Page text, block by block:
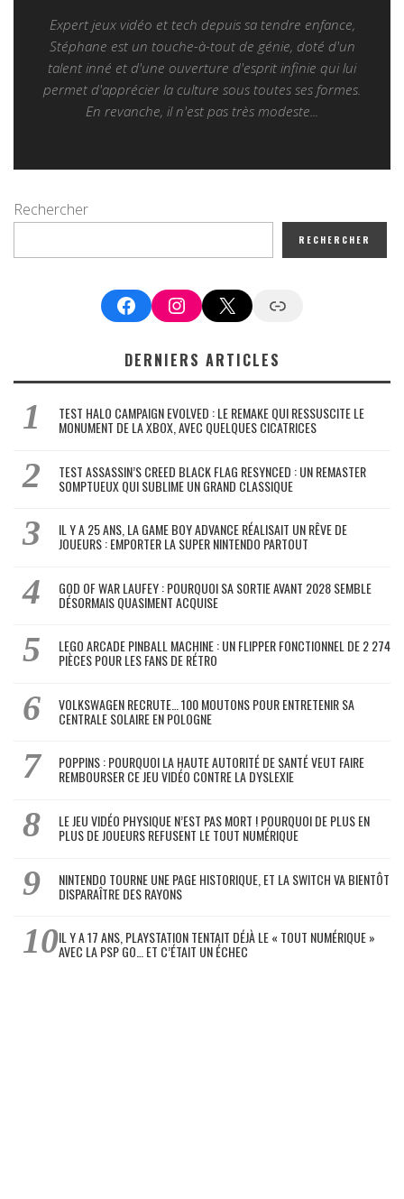
Expert jeux vidéo et tech depuis sa tendre enfance,
Stéphane est un touche-à-tout de génie, doté d'un
talent inné et d'une ouverture d'esprit infinie qui lui
permet d'apprécier la culture sous toutes ses formes.
En revanche, il n'est pas très modeste...
Rechercher
RECHERCHER
FacebookInstagram
X Google News
DERNIERS ARTICLES
TEST HALO CAMPAIGN EVOLVED : LE REMAKE QUI RESSUSCITE LE
MONUMENT DE LA XBOX, AVEC QUELQUES CICATRICES
TEST ASSASSIN’S CREED BLACK FLAG RESYNCED : UN REMASTER
SOMPTUEUX QUI SUBLIME UN GRAND CLASSIQUE
IL Y A 25 ANS, LA GAME BOY ADVANCE RÉALISAIT UN RÊVE DE
JOUEURS : EMPORTER LA SUPER NINTENDO PARTOUT
GOD OF WAR LAUFEY : POURQUOI SA SORTIE AVANT 2028 SEMBLE
DÉSORMAIS QUASIMENT ACQUISE
LEGO ARCADE PINBALL MACHINE : UN FLIPPER FONCTIONNEL DE 2 274
PIÈCES POUR LES FANS DE RÉTRO
VOLKSWAGEN RECRUTE… 100 MOUTONS POUR ENTRETENIR SA
CENTRALE SOLAIRE EN POLOGNE
POPPINS : POURQUOI LA HAUTE AUTORITÉ DE SANTÉ VEUT FAIRE
REMBOURSER CE JEU VIDÉO CONTRE LA DYSLEXIE
LE JEU VIDÉO PHYSIQUE N’EST PAS MORT ! POURQUOI DE PLUS EN
PLUS DE JOUEURS REFUSENT LE TOUT NUMÉRIQUE
NINTENDO TOURNE UNE PAGE HISTORIQUE, ET LA SWITCH VA BIENTÔT
DISPARAÎTRE DES RAYONS
IL Y A 17 ANS, PLAYSTATION TENTAIT DÉJÀ LE « TOUT NUMÉRIQUE »
AVEC LA PSP GO… ET C’ÉTAIT UN ÉCHEC